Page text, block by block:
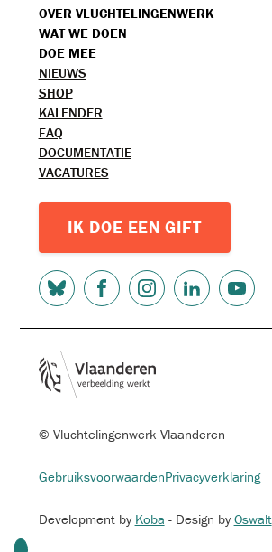
VOET
MENU
OVER VLUCHTELINGENWERK
WAT WE DOEN
DOE MEE
TOPMENU
NIEUWS
SHOP
KALENDER
FAQ
DOCUMENTATIE
VACATURES
IK DOE EEN GIFT
SOCIAL
MEDIA
© Vluchtelingenwerk Vlaanderen
FOOTER-
MENU
GebruiksvoorwaardenPrivacyverklaring
Development by Koba - Design by Oswalt